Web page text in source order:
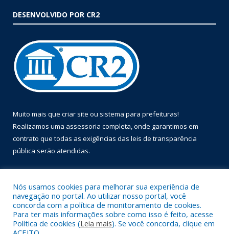
DESENVOLVIDO POR CR2
Muito mais que criar site ou sistema para prefeituras!
Realizamos uma assessoria completa, onde garantimos em
contrato que todas as exigências das leis de transparência
pública serão atendidas.
Todos os direitos reservados a Prefeitura Municipal de Óbidos.
Nós usamos cookies para melhorar sua experiência de
navegação no portal. Ao utilizar nosso portal, você
concorda com a política de monitoramento de cookies.
Para ter mais informações sobre como isso é feito, acesse
Política de cookies (Leia mais). Se você concorda, clique em